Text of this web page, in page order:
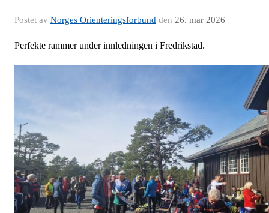
Postet av Norges Orienteringsforbund den 26. mar 2026
Perfekte rammer under innledningen i Fredrikstad.